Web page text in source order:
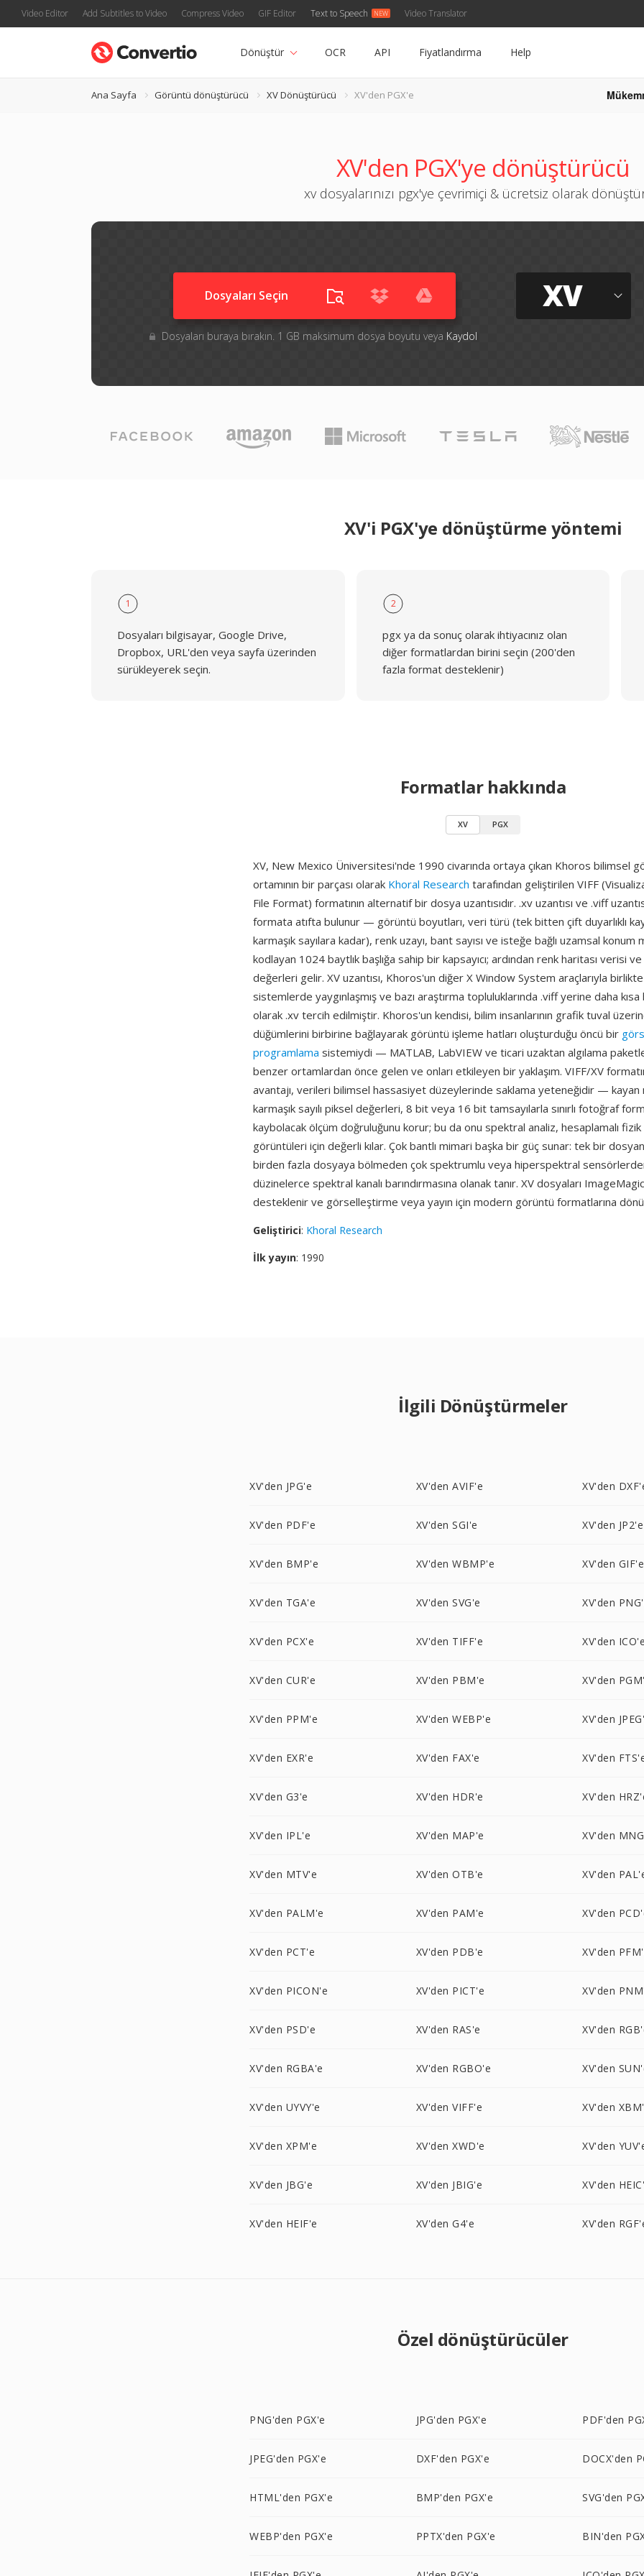
Video Editor Add Subtitles to Video Compress Video GIF Editor Text to Speech Video Translator
Dönüştür OCR API Fiyatlandırma Help
Ana Sayfa Görüntü dönüştürücü XV Dönüştürücü XV'den PGX'e
XV'den PGX'ye dönüştürücü
xv dosyalarınızı pgx'ye çevrimiçi & ücretsiz olarak
Dosyaları Seçin
Dosyaları buraya bırakın. 1 GB maksimum dosya boyutu veya Kaydol
XV
XV'i PGX'ye dönüştürme yöntemi
1
Dosyaları bilgisayar, Google Drive,
Dropbox, URL'den veya sayfa üzerinden
sürükleyerek seçin.
2
pgx ya da sonuç olarak ihtiyacınız olan
diğer formatlardan birini seçin (200'den
fazla format desteklenir)
Formatlar hakkında
XV PGX
XV, New Mexico Üniversitesi'nde 1990 civarında ortaya çıkan Khoros bilimsel
ortamının bir parçası olarak Khoral Research tarafından geliştirilen VIFF
File Format) formatının alternatif bir dosya uzantısıdır. .xv uzantısı ve .viff
formata atıfta bulunur — görüntü boyutları, veri türü (tek bitten çift duyarlıklı
karmaşık sayılara kadar), renk uzayı, bant sayısı ve isteğe bağlı uzamsal
kodlayan 1024 baytlık başlığa sahip bir kapsayıcı; ardından renk haritası verisi
değerleri gelir. XV uzantısı, Khoros'un diğer X Window System araçlarıyla
sistemlerde yaygınlaşmış ve bazı araştırma topluluklarında .viff yerine daha
olarak .xv tercih edilmiştir. Khoros'un kendisi, bilim insanlarının grafik tuval
düğümlerini birbirine bağlayarak görüntü işleme hatları oluşturduğu öncü bir
programlama sistemiydi — MATLAB, LabVIEW ve ticari uzaktan algılama
benzer ortamlardan önce gelen ve onları etkileyen bir yaklaşım. VIFF/XV
avantajı, verileri bilimsel hassasiyet düzeylerinde saklama yeteneğidir — kayan
karmaşık sayılı piksel değerleri, 8 bit veya 16 bit tamsayılarla sınırlı fotoğraf
kaybolacak ölçüm doğruluğunu korur; bu da onu spektral analiz, hesaplamalı fizik
görüntüleri için değerli kılar. Çok bantlı mimari başka bir güç sunar: tek bir
birden fazla dosyaya bölmeden çok spektrumlu veya hiperspektral
düzinelerce spektral kanalı barındırmasına olanak tanır. XV dosyaları
desteklenir ve görselleştirme veya yayın için modern görüntü formatlarına
Geliştirici: Khoral Research
İlk yayın: 1990
İlgili Dönüştürmeler
XV'den JPG'e XV'den AVIF'e XV'den
XV'den PDF'e XV'den SGI'e XV'den JP2'e
XV'den BMP'e XV'den WBMP'e XV'den GIF'e
XV'den TGA'e XV'den SVG'e XV'den
XV'den PCX'e XV'den TIFF'e XV'den ICO'e
XV'den CUR'e XV'den PBM'e XV'den
XV'den PPM'e XV'den WEBP'e XV'den
XV'den EXR'e XV'den FAX'e XV'den
XV'den G3'e XV'den HDR'e XV'den
XV'den IPL'e XV'den MAP'e XV'den
XV'den MTV'e XV'den OTB'e XV'den
XV'den PALM'e XV'den PAM'e XV'den
XV'den PCT'e XV'den PDB'e XV'den
XV'den PICON'e XV'den PICT'e XV'den
XV'den PSD'e XV'den RAS'e XV'den
XV'den RGBA'e XV'den RGBO'e XV'den
XV'den UYVY'e XV'den VIFF'e XV'den
XV'den XPM'e XV'den XWD'e XV'den
XV'den JBG'e XV'den JBIG'e XV'den
XV'den HEIF'e XV'den G4'e XV'den
Özel dönüştürücüler
PNG'den PGX'e JPG'den PGX'e PDF'den
JPEG'den PGX'e DXF'den PGX'e DOCX'den
HTML'den PGX'e BMP'den PGX'e SVG'den
WEBP'den PGX'e PPTX'den PGX'e BIN'den